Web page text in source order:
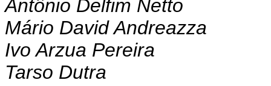
Antônio Delfim Netto
Mário David Andreazza
Ivo Arzua Pereira
Tarso Dutra